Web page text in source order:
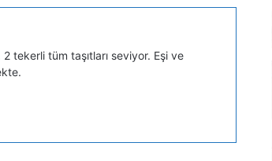
tekerli tüm taşıtları seviyor. Eşi ve